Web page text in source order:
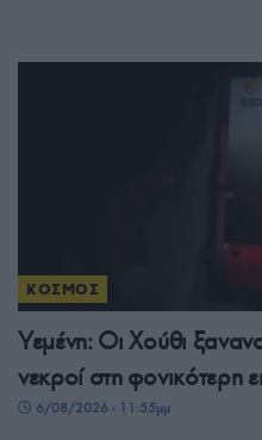
ΚΟΣΜΟΣ
Υεμένη: Οι Χούθι
νεκροί στη φονικότερη
6/08/2026 - 11:55μμ